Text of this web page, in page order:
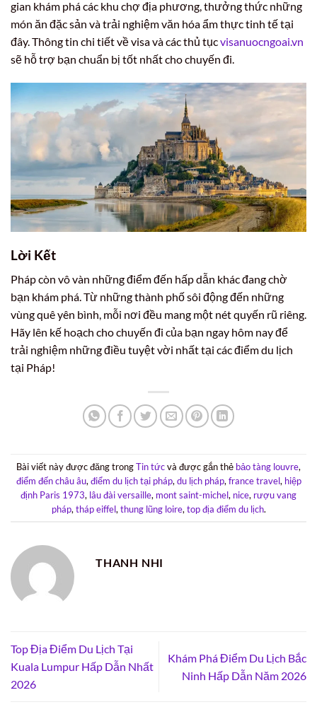
gian khám phá các khu chợ địa phương, thưởng thức những
món ăn đặc sản và trải nghiệm văn hóa ẩm thực tinh tế tại
đây. Thông tin chi tiết về visa và các thủ tụcvisanuocngoai.vn
sẽ hỗ trợ bạn chuẩn bị tốt nhất cho chuyến đi.
Lời Kết
Pháp còn vô vàn những điểm đến hấp dẫn khác đang chờ
bạn khám phá. Từ những thành phố sôi động đến những
vùng quê yên bình, mỗi nơi đều mang một nét quyến rũ riêng.
Hãy lên kế hoạch cho chuyến đi của bạn ngay hôm nay để
trải nghiệm những điều tuyệt vời nhất tại các điểm du lịch
tại Pháp!
Bài viết này được đăng trongTin tứcvà được gắn thẻ bảo tàng louvre,
điểm đến châu âu, điểm du lịch tại pháp, du lịch pháp, france travel, hiệp
định Paris 1973, lâu đài versaille, mont saint-michel, nice, rượu vang
pháp, tháp eiffel, thung lũng loire, top địa điểm du lịch.
THANH NHI
Top Địa Điểm Du Lịch Tại
Kuala Lumpur Hấp Dẫn Nhất
2026
Khám Phá Điểm Du Lịch Bắc
Ninh Hấp Dẫn Năm 2026